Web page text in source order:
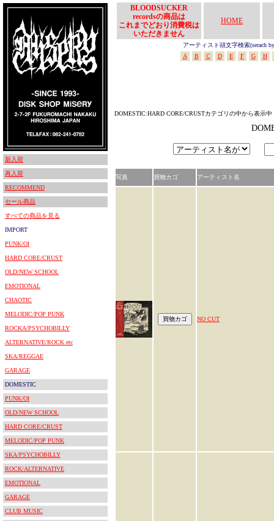
新入荷
再入荷
RECOMMEND
セール商品
すべての商品を見る
IMPORT
PUNK/OI
HARD CORE/CRUST
OLD/NEW SCHOOL
EMOTIONAL
CHAOTIC
MELODIC/POP PUNK
ROCKA/PSYCHOBILLY
ALTERNATIVE/ROCK etc
SKA/REGGAE
GARAGE
DOMESTIC
PUNK/OI
OLD/NEW SCHOOL
HARD CORE/CRUST
MELODIC/POP PUNK
SKA/PSYCHOBILLY
ROCK/ALTERNATIVE
EMOTIONAL
GARAGE
CLUB MUSIC
BLOODSUCKER
recordsの商品は
これまでどおり消費税は
いただきません
HOME
アーティスト頭文字検索(serach
A
B C D E F G H
DOMESTIC:HARD CORE/CRUSTカテゴリの中から表示中
写真 買物カゴ アーティスト名
NO CUT